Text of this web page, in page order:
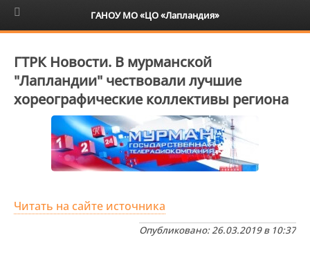
6+
ГТРК Новости. В мурманской
"Лапландии" чествовали лучшие
хореографические коллективы региона
Читать на сайте источника
Опубликовано: 26.03.2019 в 10:37
ГАНОУ МО «ЦО «Лапландия»